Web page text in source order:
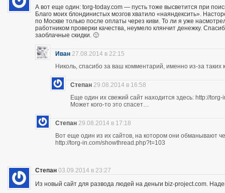
А вот еще один: torg-today.com — пусть тоже высветится при
Благо моих блондинистых мозгов хватило «наяндексить».
по Москве только после оплаты через киви. То ли я уже
работником проверки качества, неумело клянчит денежку.
заоблачные скидки. 🙂
Иван 27.08.2014 в 22:15
Николь, спасибо за ваш комментарий, именно из-за
Степан 29.08.2014 в 16:58
Еще один их свежий сайт находится здесь: http://
Может кого-то это спасет…
Степан 29.08.2014 в 17:18
Вот еще один из их сайтов, на котором они обманывают
http://torg-in.com/showthread.php?t=103
Степан 03.09.2014 в 23:27
Из новый сайт для развода людей на деньги biz-project.com.